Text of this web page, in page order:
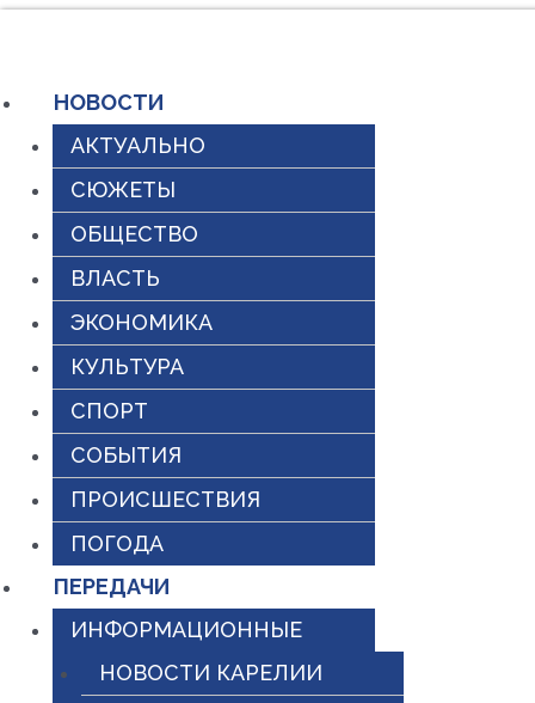
содержимому
НОВОСТИ
АКТУАЛЬНО
СЮЖЕТЫ
ОБЩЕСТВО
ВЛАСТЬ
ЭКОНОМИКА
КУЛЬТУРА
СПОРТ
СОБЫТИЯ
ПРОИСШЕСТВИЯ
ПОГОДА
ПЕРЕДАЧИ
ИНФОРМАЦИОННЫЕ
НОВОСТИ КАРЕЛИИ